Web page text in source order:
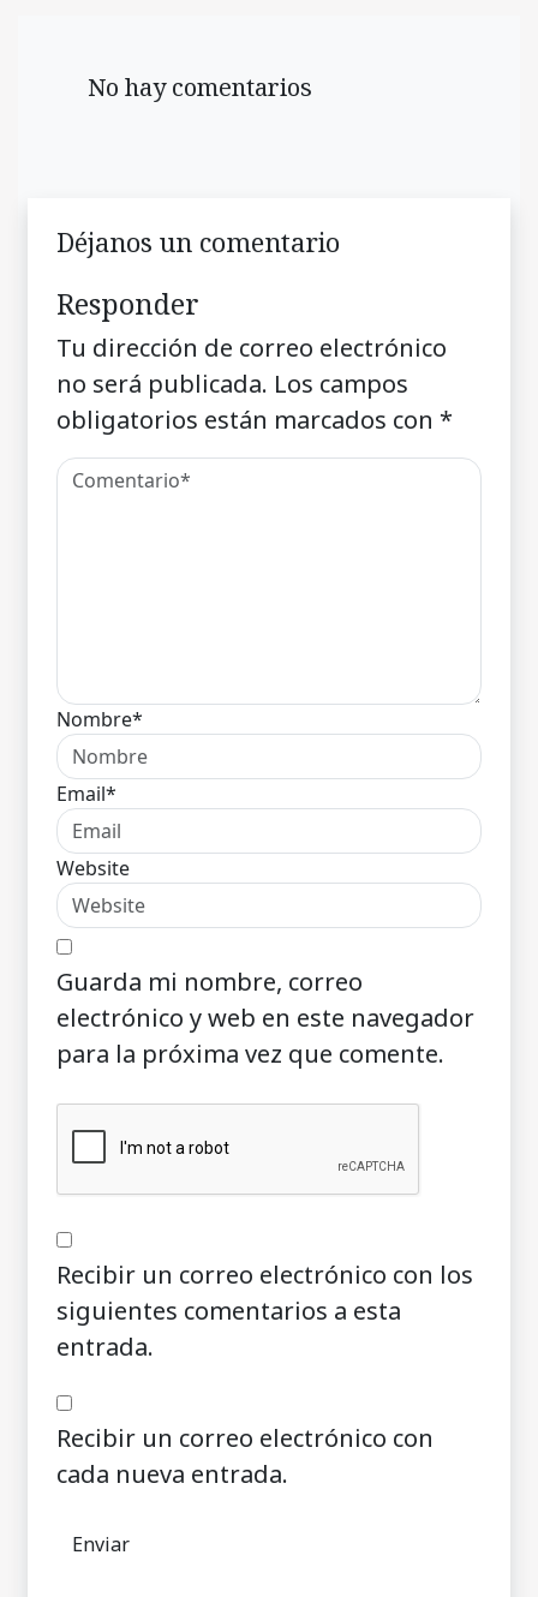
No hay comentarios
Déjanos un comentario
Responder
Tu dirección de correo electrónico
no será publicada. Los campos
obligatorios están marcados con *
Nombre*
Email*
Website
Guarda mi nombre, correo
electrónico y web en este navegador
para la próxima vez que comente.
Recibir un correo electrónico con los
siguientes comentarios a esta
entrada.
Recibir un correo electrónico con
cada nueva entrada.